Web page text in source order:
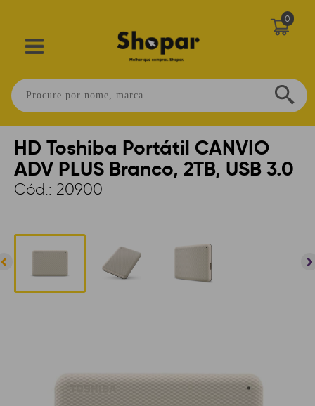
0
HD Toshiba Portátil CANVIO
ADV PLUS Branco, 2TB, USB 3.0
Cód.: 20900